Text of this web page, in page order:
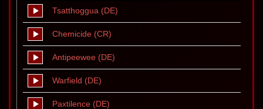
Tsatthoggua (DE)
Chemicide (CR)
Antipeewee (DE)
Warfield (DE)
Paxtilence (DE)